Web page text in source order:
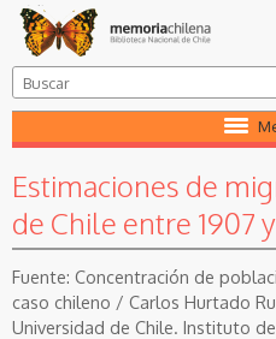
Estimaciones de
de Chile entre 1907
Concentración de
caso chileno / Carlos Hurtado
Universidad de Chile. Instituto